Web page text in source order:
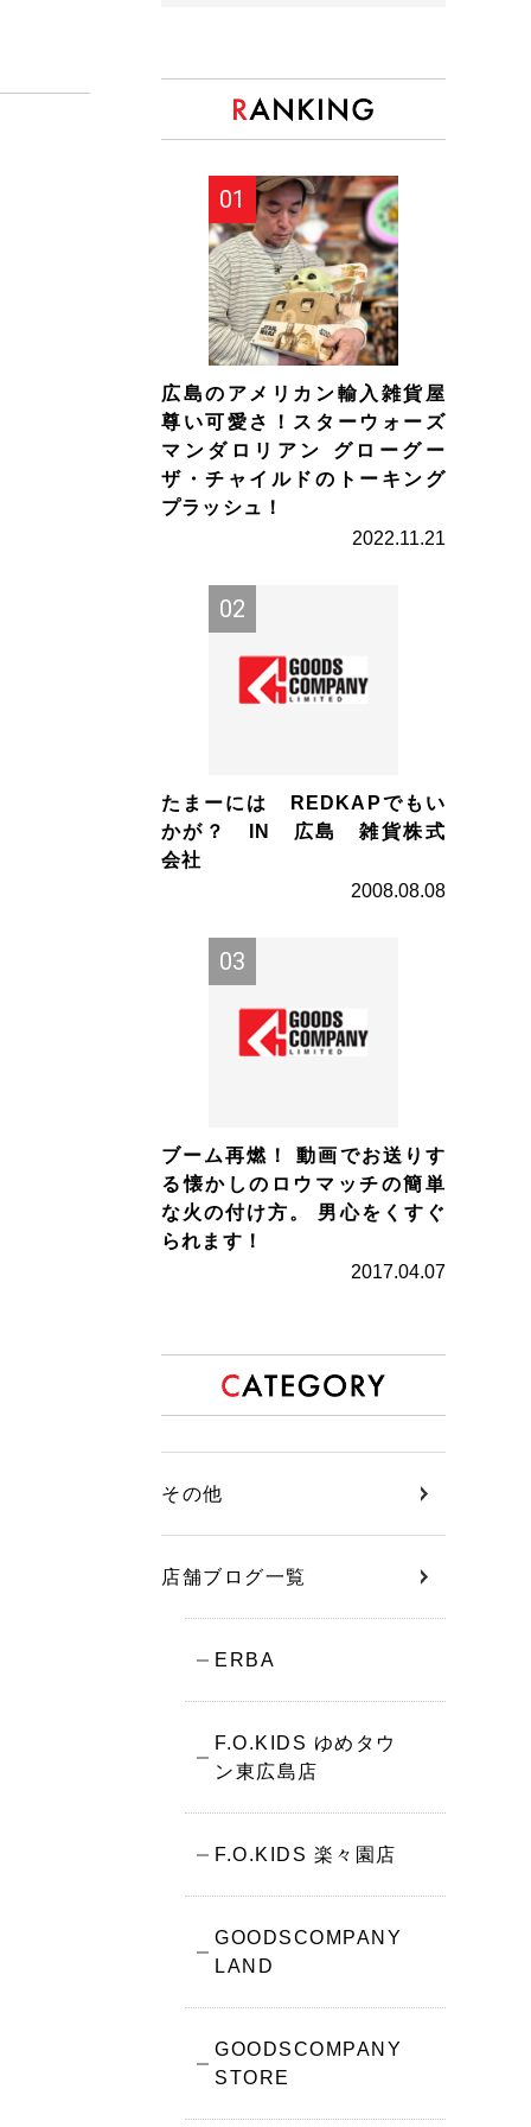
広島のアメリカン輸入雑貨屋
尊い可愛さ！スターウォーズ
マンダロリアン グローグー
ザ・チャイルドのトーキング
プラッシュ！
2022.11.21
たまーには REDKAPでもい
かが？ IN 広島 雑貨株式
会社
2008.08.08
ブーム再燃！ 動画でお送りす
る懐かしのロウマッチの簡単
な火の付け方。 男心をくすぐ
られます！
2017.04.07
その他
店舗ブログ一覧
ERBA
F.O.KIDS ゆめタウ
ン東広島店
F.O.KIDS 楽々園店
GOODSCOMPANY
LAND
GOODSCOMPANY
STORE